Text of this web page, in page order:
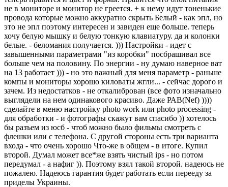
не в мониторе и монитор не греется. + к нему идут тоненькие
провода которые можно аккуратно скрыть Белый - как эпл, но
это не эпл поэтому интересен и завиден еще больше. теперь
хочу белую мышку и белую тонкую клавиатуру. да и колонки
белые. - беломания получается. ))) Настройки - идет с
завышенными параметрами "из коробки" посбрашивал все
больше чем на половину. По энергии - ну думаю наверное ват
на 13 работает ))) - но это важный для меня параметр - раньше
компы и мониторы хорошо киловаты жгли... - сейчас дорого и
зачем. Из недостатков - не откалиброван (все фото изначально
выглядели на нем одинакового красиво. Даже РАВ(Nef) ))))
сделайте в меню настройку photo work или photo processing -
для обработки - и фотографы скажут вам спасибо )) хотелось
бы разъем из юсб - чтоб можно было фильмы смотреть с
флешки или с телефона. С другой стороны есть три варианта
входа - что очень хорошо Что-же в общем - в итоге. Купил
второй. Думал может все*же взять чистый ips - но потом
передумал - а нафиг )). Поэтому взял такой второй. надеюсь не
пожалею. Надеюсь гарантия будет работать если перееду за
приделы Украины.